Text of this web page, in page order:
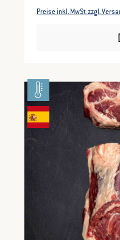
Vorspeise, auf
Feinschmecker,
Preise inkl. MwSt. zzgl.